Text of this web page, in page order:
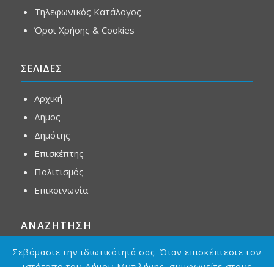
Τηλεφωνικός Κατάλογος
Όροι Χρήσης & Cookies
ΣΕΛΙΔΕΣ
Αρχική
Δήμος
Δημότης
Επισκέπτης
Πολιτισμός
Επικοινωνία
ΑΝΑΖΗΤΗΣΗ
Σεβόμαστε την ιδιωτικότητά σας. Όταν επισκέπτεστε τον